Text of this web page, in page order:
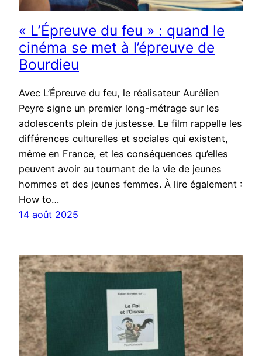
« L’Épreuve du feu » : quand le
cinéma se met à l’épreuve de
Bourdieu
Avec L’Épreuve du feu, le réalisateur Aurélien
Peyre signe un premier long-métrage sur les
adolescents plein de justesse. Le film rappelle les
différences culturelles et sociales qui existent,
même en France, et les conséquences qu’elles
peuvent avoir au tournant de la vie de jeunes
hommes et des jeunes femmes. À lire également :
How to…
14 août 2025